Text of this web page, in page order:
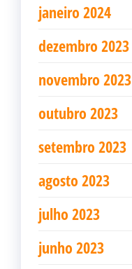
janeiro 2024
dezembro 2023
novembro 2023
outubro 2023
setembro 2023
agosto 2023
julho 2023
junho 2023